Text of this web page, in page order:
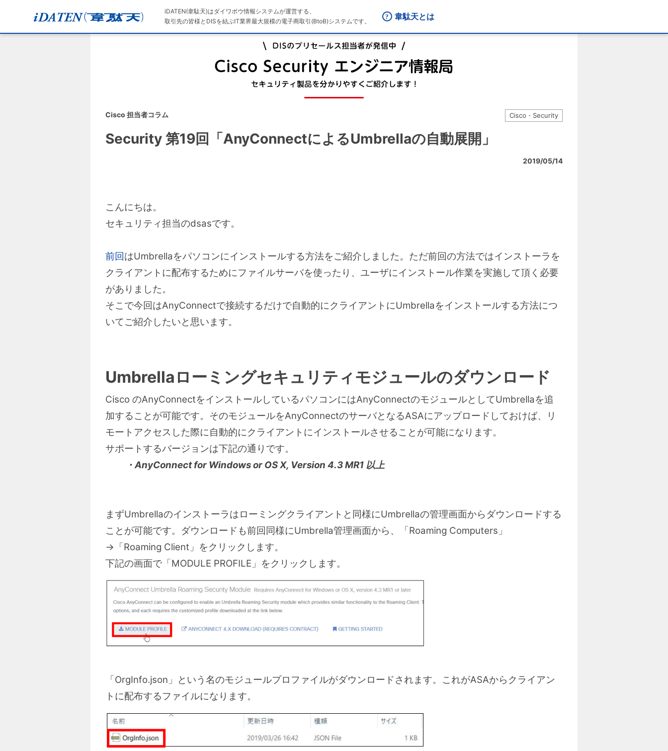
iDATEN(韋駄天)はダイワボウ情報システムが運営する、
取引先の皆様とDISを結ぶIT業界最大規模の電子商取引(BtoB)システムです。
韋駄天とは
Cisco 担当者コラム Cisco・Security
Security 第19回「AnyConnectによるUmbrellaの自動展開」
2019/05/14
こんにちは。
セキュリティ担当のdsasです。
前回はUmbrellaをパソコンにインストールする方法をご紹介しました。ただ前回の方法ではインストーラを
クライアントに配布するためにファイルサーバを使ったり、ユーザにインストール作業を実施して頂く必要
がありました。
そこで今回はAnyConnectで接続するだけで自動的にクライアントにUmbrellaをインストールする方法につ
いてご紹介したいと思います。
Umbrellaローミングセキュリティモジュールのダウンロード
Cisco のAnyConnectをインストールしているパソコンにはAnyConnectのモジュールとしてUmbrellaを追
加することが可能です。そのモジュールをAnyConnectのサーバとなるASAにアップロードしておけば、リ
モートアクセスした際に自動的にクライアントにインストールさせることが可能になります。
サポートするバージョンは下記の通りです。
・AnyConnect for Windows or OS X, Version 4.3 MR1 以上
まずUmbrellaのインストーラはローミングクライアントと同様にUmbrellaの管理画面からダウンロードする
ことが可能です。ダウンロードも前回同様にUmbrella管理画面から、「Roaming Computers」
→「Roaming Client」をクリックします。
下記の画面で「MODULE PROFILE」をクリックします。
「OrgInfo.json」という名のモジュールプロファイルがダウンロードされます。これがASAからクライアン
トに配布するファイルになります。